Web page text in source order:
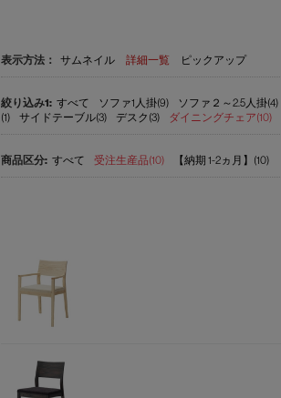
表示方法： サムネイル 詳細一覧 ピックアップ
すべて ソファ1人掛(9) ソファ２～2.5人掛(4)
(1)
サイドテーブル(3) デスク(3) ダイニングチェア(10)
すべて 受注生産品(10) 【納期 1-2ヵ月】(10)